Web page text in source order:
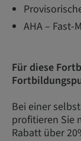
AHA –
Für diese
Bei einer
profitieren Sie
Rabatt über